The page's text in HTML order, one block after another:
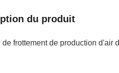
du produit
de frottement de production